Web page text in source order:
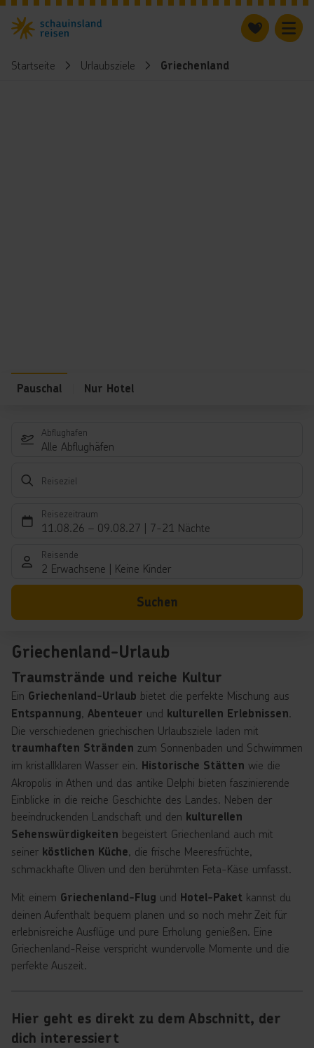
Startseite Urlaubsziele Griechenland
Pauschal Nur Hotel
Abflughafen
Alle Abflughäfen
Reiseziel
Reisezeitraum
11.08.26 – 09.08.27 7-21 Nächte
Reisende
2 Erwachsene Keine Kinder
Suchen
Griechenland-Urlaub
Traumstrände und reiche Kultur
Ein Griechenland-Urlaub bietet die perfekte Mischung aus
Entspannung, Abenteuer und kulturellen Erlebnissen.
Die verschiedenen griechischen Urlaubsziele laden mit
traumhaften Stränden zum Sonnenbaden und Schwimmen
im kristallklaren Wasser ein. Historische Stätten wie die
Akropolis in Athen und das antike Delphi bieten faszinierende
Einblicke in die reiche Geschichte des Landes. Neben der
beeindruckenden Landschaft und den kulturellen
Sehenswürdigkeiten begeistert Griechenland auch mit
seiner köstlichen Küche, die frische Meeresfrüchte,
schmackhafte Oliven und den berühmten Feta-Käse umfasst.
Mit einem Griechenland-Flug und Hotel-Paket kannst du
deinen Aufenthalt bequem planen und so noch mehr Zeit für
erlebnisreiche Ausflüge und pure Erholung genießen. Eine
Griechenland-Reise verspricht wundervolle Momente und die
perfekte Auszeit.
Hier geht es direkt zu dem Abschnitt, der
dich interessiert